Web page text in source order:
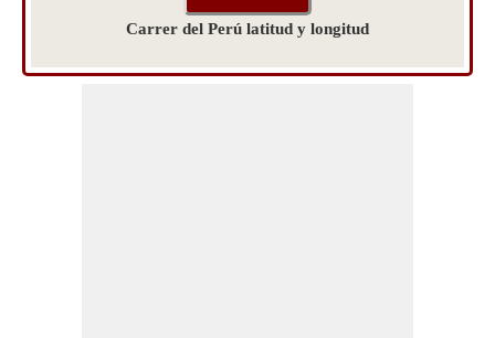
Carrer del Perú latitud y longitud